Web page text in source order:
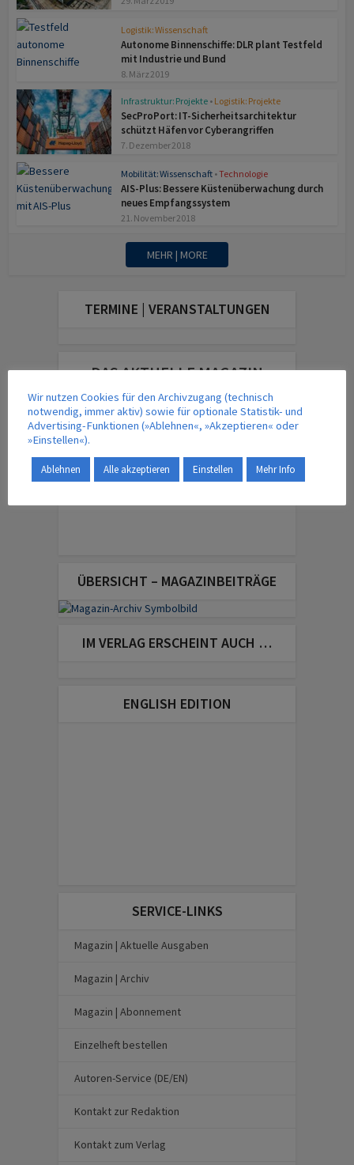
Logistik: Wissenschaft
Autonome Binnenschiffe: DLR plant Testfeld
mit Industrie und Bund
8. März 2019
Infrastruktur: Projekte • Logistik: Projekte
SecProPort: IT-Sicherheitsarchitektur
schützt Häfen vor Cyberangriffen
7. Dezember 2018
Mobilität: Wissenschaft •Technologie
AIS-Plus: Bessere Küstenüberwachung durch
neues Empfangssystem
21. November 2018
MEHR | MORE
TERMINE | VERANSTALTUNGEN
DAS AKTUELLE MAGAZIN
ÜBERSICHT – MAGAZINBEITRÄGE
IM VERLAG ERSCHEINT AUCH …
ENGLISH EDITION
SERVICE-LINKS
Magazin | Aktuelle Ausgaben
Magazin | Archiv
Magazin | Abonnement
Einzelheft bestellen
Autoren-Service (DE/EN)
Kontakt zur Redaktion
Kontakt zum Verlag
Wir nutzen Cookies für den Archivzugang (technisch
notwendig, immer aktiv) sowie für optionale Statistik- und
Advertising-Funktionen (»Ablehnen«, »Akzeptieren« oder
»Einstellen«).
Ablehnen Alle akzeptieren Einstellen Mehr Info